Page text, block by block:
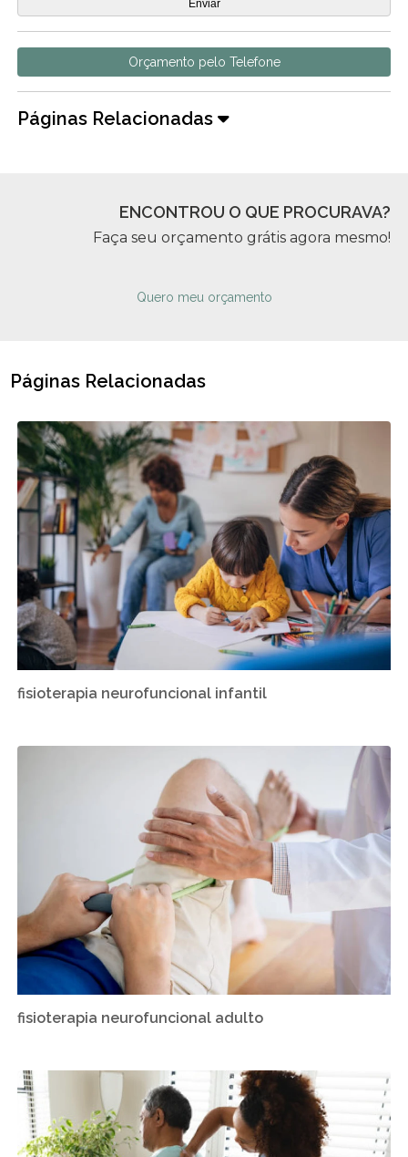
Orçamento pelo Telefone
Páginas Relacionadas
ENCONTROU O QUE PROCURAVA?
Faça seu orçamento grátis agora mesmo!
Quero meu orçamento
Páginas Relacionadas
fisioterapia neurofuncional infantil
fisioterapia neurofuncional adulto